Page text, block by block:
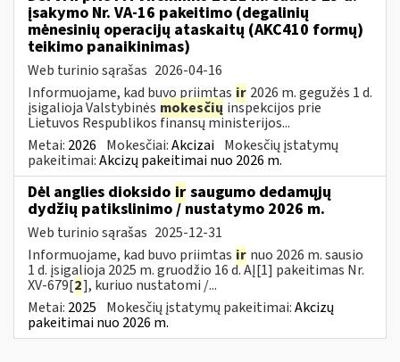
įsakymo Nr. VA-16 pakeitimo (degalinių
mėnesinių operacijų ataskaitų (AKC410 formų)
teikimo panaikinimas)
Web turinio sąrašas 2026-04-16
Informuojame, kad buvo priimtas ir 2026 m. gegužės 1 d.
įsigalioja Valstybinės mokesčių inspekcijos prie
Lietuvos Respublikos finansų ministerijos...
Metai: 2026 Mokesčiai:Akcizai Mokesčių įstatymų
pakeitimai:Akcizų pakeitimai nuo 2026 m.
Dėl anglies dioksido ir saugumo dedamųjų
dydžių patikslinimo / nustatymo 2026 m.
Web turinio sąrašas 2025-12-31
Informuojame, kad buvo priimtas ir nuo 2026 m. sausio
1 d. įsigalioja 2025 m. gruodžio 16 d. AĮ[1] pakeitimas Nr.
XV-679[2], kuriuo nustatomi /...
Metai: 2025 Mokesčių įstatymų pakeitimai:Akcizų
pakeitimai nuo 2026 m.